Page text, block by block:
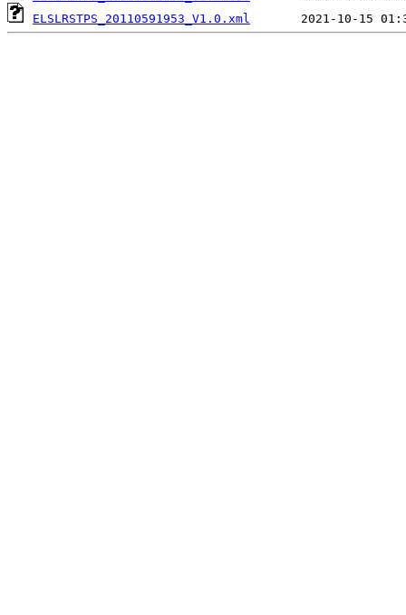
ELSLRSTPS_20110591953_V1.0.xml